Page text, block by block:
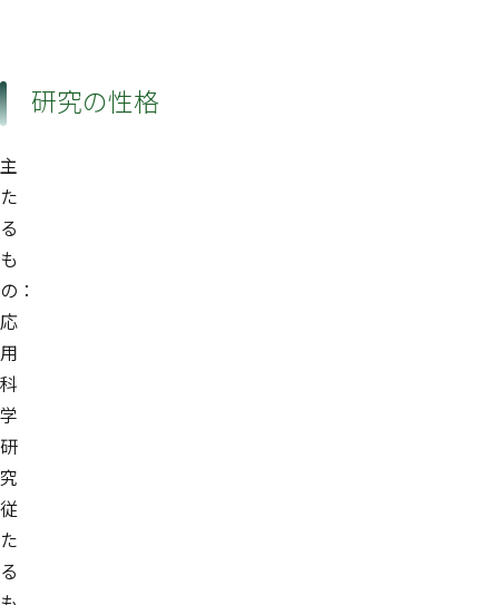
研究の性格
主
た
る
も
の：
応
用
科
学
研
究
従
た
る